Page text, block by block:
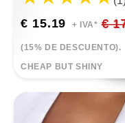
€ 15.19 + IVA* €
(15% DE DESCUENTO).
CHEAP BUT SHINY